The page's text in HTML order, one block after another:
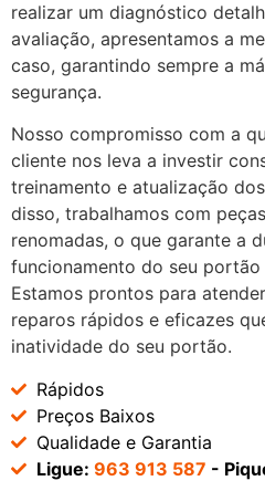
realizar um diagnóstico
avaliação, apresentamos a
caso, garantindo sempre a
segurança.
Nosso compromisso com a
cliente nos leva a investir
treinamento e atualização
disso, trabalhamos com
renomadas, o que garante a
funcionamento do seu portão
Estamos prontos para
reparos rápidos e eficazes
inatividade do seu portão.
Rápidos
Preços Baixos
Qualidade e Garantia
Ligue: 963 913 587 -